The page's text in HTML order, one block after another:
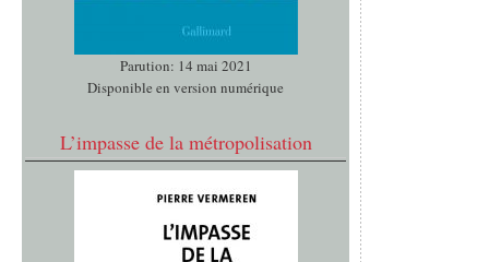
Parution: 14 mai 2021
Disponible en version numérique
L’impasse de la métropolisation